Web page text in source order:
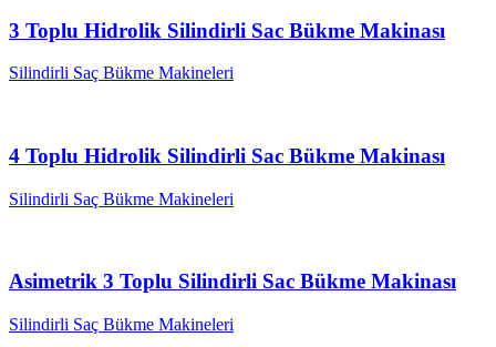
3 Toplu Hidrolik Silindirli Sac Bükme Makinası
Silindirli Saç Bükme Makineleri
4 Toplu Hidrolik Silindirli Sac Bükme Makinası
Silindirli Saç Bükme Makineleri
Asimetrik 3 Toplu Silindirli Sac Bükme Makinası
Silindirli Saç Bükme Makineleri